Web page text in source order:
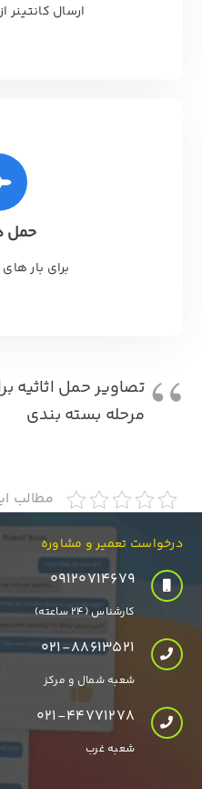
ارسال کانتینر
حمل
برای بار
تصاویر حمل اثاثیه
مرحله بسته بندی
مطالب
درخواست تعمیر و مشاوره
۰۹۱۲۰۷۱۴۶۷۹
کارشناس (24 ساعته)
021-88613521
شعبه شمال و مرکز
021-44771278
شعبه غرب